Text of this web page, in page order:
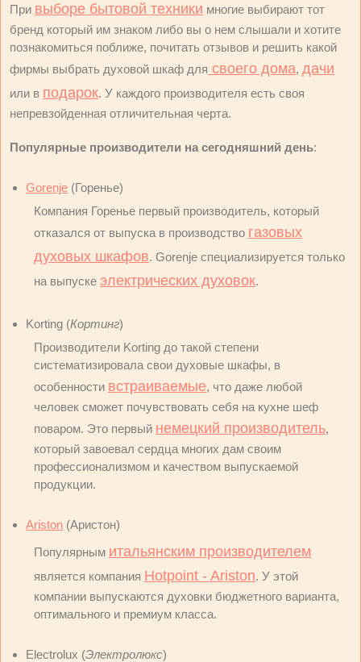
При выборе бытовой техники многие выбирают тот
бренд который им знаком либо вы о нем слышали и хотите
познакомиться поближе, почитать отзывов и решить какой
фирмы выбрать духовой шкаф для своего дома, дачи
или в подарок. У каждого производителя есть своя
непревзойденная отличительная черта.
Популярные производители на сегодняшний день:
Gorenje (Горенье)
Компания Горенье первый производитель, который
отказался от выпуска в производство газовых
духовых шкафов. Gorenje специализируется только
на выпуске электрических духовок.
Korting (Кортинг)
Производители Korting до такой степени
систематизировала свои духовые шкафы, в
особенности встраиваемые, что даже любой
человек сможет почувствовать себя на кухне шеф
поваром. Это первый немецкий производитель,
который завоевал сердца многих дам своим
профессионализмом и качеством выпускаемой
продукции.
Ariston (Аристон)
Популярным итальянским производителем
является компания Hotpoint - Ariston. У этой
компании выпускаются духовки бюджетного варианта,
оптимального и премиум класса.
Electrolux (Электролюкс)